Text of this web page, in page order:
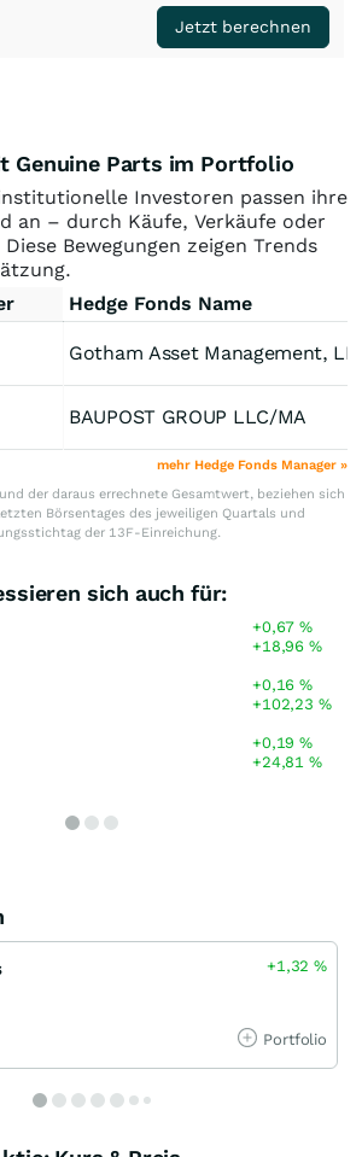
Jetzt berechnen
Genuine Parts im Portfolio
Investoren passen ihre
an – durch Käufe, Verkäufe oder
Bewegungen zeigen Trends
Hedge Fonds Name
Gotham Asset Management,
BAUPOST GROUP LLC/MA
mehr Hedge Fonds Manager »
der daraus errechnete Gesamtwert, beziehen sich
Börsentages des jeweiligen Quartals und
der 13F-Einreichung.
sich auch für:
+0,67%
+18,96%
+0,16%
+102,23 %
+0,19%
+24,81%
+1,32%
Portfolio